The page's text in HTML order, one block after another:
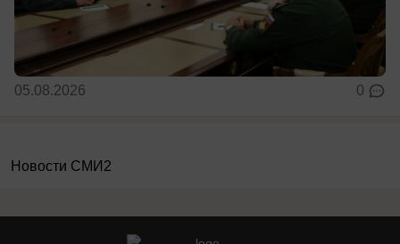
05.08.2026 0
Новости СМИ2